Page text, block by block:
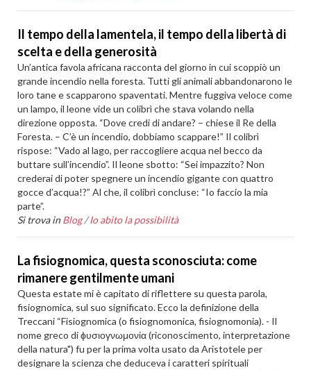
Il tempo della lamentela, il tempo della libertà di
scelta e della generosità
Un’antica favola africana racconta del giorno in cui scoppiò un
grande incendio nella foresta. Tutti gli animali abbandonarono le
loro tane e scapparono spaventati. Mentre fuggiva veloce come
un lampo, il leone vide un colibrì che stava volando nella
direzione opposta. “Dove credi di andare? – chiese il Re della
Foresta. – C’è un incendio, dobbiamo scappare!” Il colibrì
rispose: “Vado al lago, per raccogliere acqua nel becco da
buttare sull’incendio”. Il leone sbotto: “Sei impazzito? Non
crederai di poter spegnere un incendio gigante con quattro
gocce d’acqua!?” Al che, il colibrì concluse: “Io faccio la mia
parte”.
Si trova in Blog /Io abito la possibilità
La fisiognomica, questa sconosciuta: come
rimanere gentilmente umani
Questa estate mi è capitato di riflettere su questa parola,
fisiognomica, sul suo significato. Ecco la definizione della
Treccani “Fisiognomica (o fisiognomonica, fisiognomonia). - Il
nome greco di ϕυσιογνωμονία (riconoscimento, interpretazione
della natura") fu per la prima volta usato da Aristotele per
designare la scienza che deduceva i caratteri spirituali